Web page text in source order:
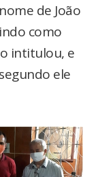
de João
como
intitulou, e
ele